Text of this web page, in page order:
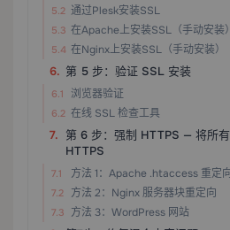
通过Plesk安装SSL
在Apache上安装SSL（手动安装）
在Nginx上安装SSL（手动安装）
第 5 步：验证 SSL 安装
浏览器验证
在线 SSL 检查工具
第 6 步：强制 HTTPS — 将所
HTTPS
方法 1：Apache .htaccess 重定
方法 2：Nginx 服务器块重定向
方法 3：WordPress 网站